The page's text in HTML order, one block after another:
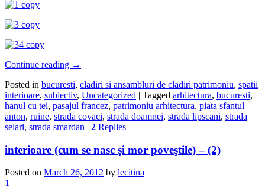
Continue reading →
Posted in bucuresti, cladiri si ansambluri de cladiri patrimoniu, spatii
interioare, subiectiv, Uncategorized | Tagged arhitectura, bucuresti,
hanul cu tei, pasajul francez, patrimoniu arhitectura, piata sfantul
anton, ruine, strada covaci, strada doamnei, strada lipscani, strada
selari, strada smardan | 2 Replies
interioare (cum se nasc şi mor poveştile) – (2)
Posted on March 26, 2012 by lecitina
1